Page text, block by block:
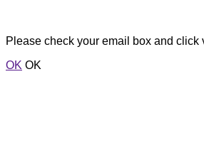
Please check your email box and click
OK OK